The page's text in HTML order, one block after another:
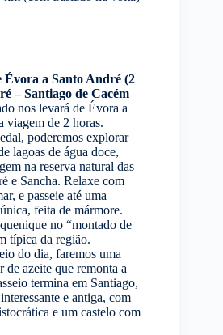
Évora a Santo André (2
– Santiago de Cacém
nos levará de Évora a
viagem de 2 horas.
poderemos explorar
lagoas de água doce,
na reserva natural das
e Sancha. Relaxe com
e passeie até uma
feita de mármore.
no “montado de
típica da região.
do dia, faremos uma
de azeite que remonta a
termina em Santiago,
e antiga, com
e um castelo com